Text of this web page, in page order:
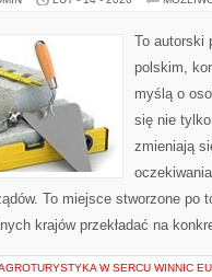
To autorski
polskim,
myślą o
się nie
zmieniają
To miejsce stworzone po
krajów przekładać na
W SERCU WINNIC